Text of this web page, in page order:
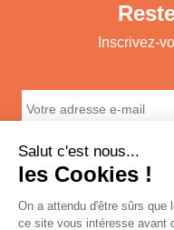
Inscrivez-
A propos